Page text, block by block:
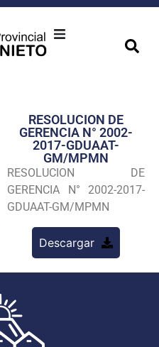
Transparencia
Seguridad
Programas
RESOLUCION DE
GERENCIA N° 2002-
2017-GDUAAT-
GM/MPMN
RESOLUCION DE
GERENCIA N° 2002-2017-
GDUAAT-GM/MPMN
Descargar